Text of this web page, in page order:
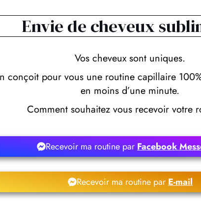
techniques votre hôte saura
le plus haut niveau de qualité
professionnelle des meilleures
ainsi tirer avantage du
votre coiffure le plus
B saura la réaliser avec
Envie de cheveux
Vos cheveux sont uniques.
conçoit pour vous une routine capillaire
en moins d’une minute.
Comment souhaitez vous recevoir votre
Recevoir ma routine parFacebook
Recevoir ma routine par E-mail